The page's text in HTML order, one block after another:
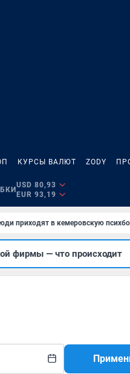
КУРСЫ ВАЛЮТ ZODY
USD 80,93
EUR 93,19
приходят в кемеровскую
фирмы — что происходит